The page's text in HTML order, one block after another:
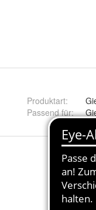
Produktart:
Passend für: